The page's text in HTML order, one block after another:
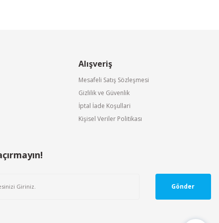
Alışveriş
Mesafeli Satış Sözleşmesi
Gizlilik ve Güvenlik
İptal İade Koşullari
Kişisel Veriler Politikası
Gönder